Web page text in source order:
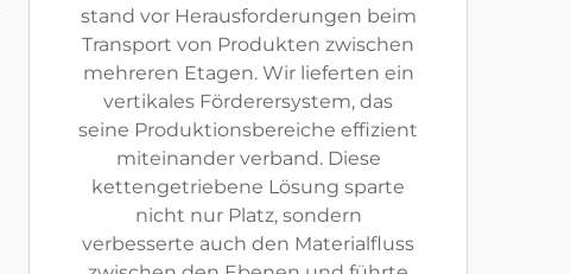
stand vor Herausforderungen beim
Transport von Produkten zwischen
mehreren Etagen. Wir lieferten ein
vertikales Förderersystem, das
seine Produktionsbereiche effizient
miteinander verband. Diese
kettengetriebene Lösung sparte
nicht nur Platz, sondern
verbesserte auch den Materialfluss